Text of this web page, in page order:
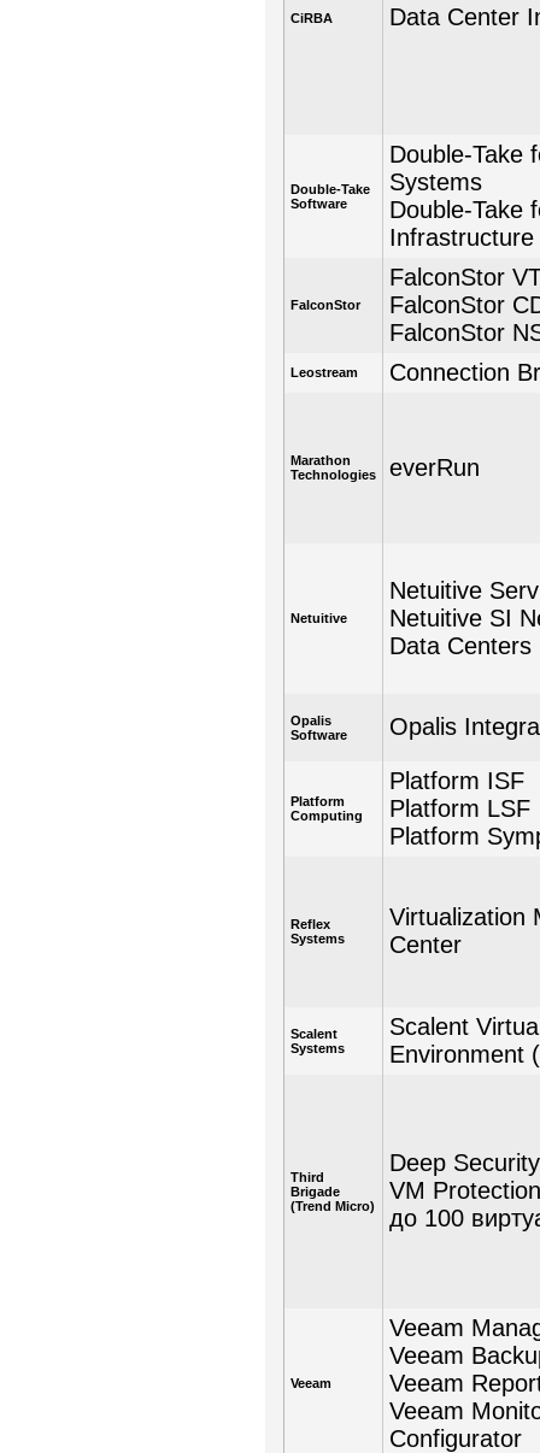
CiRBA Data Center
Double-Take
Software
Double-Take
Systems
Double-Take
Infrastructure
FalconStor
FalconStor
FalconStor
FalconStor
Leostream Connection
Marathon
Technologies
everRun
Netuitive
Netuitive
Netuitive SI
Data Centers
Opalis
Software
Opalis
Platform
Computing
Platform ISF
Platform LSF
Platform
Reflex
Systems
Virtualization
Center
Scalent
Systems
Scalent
Environment
Third
Brigade
(Trend Micro)
Deep Security
VM
до 100
Veeam
Veeam
Veeam
Veeam
Veeam
Configurator